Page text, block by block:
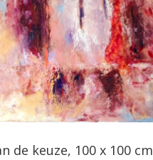
de keuze, 100 x 100 cm